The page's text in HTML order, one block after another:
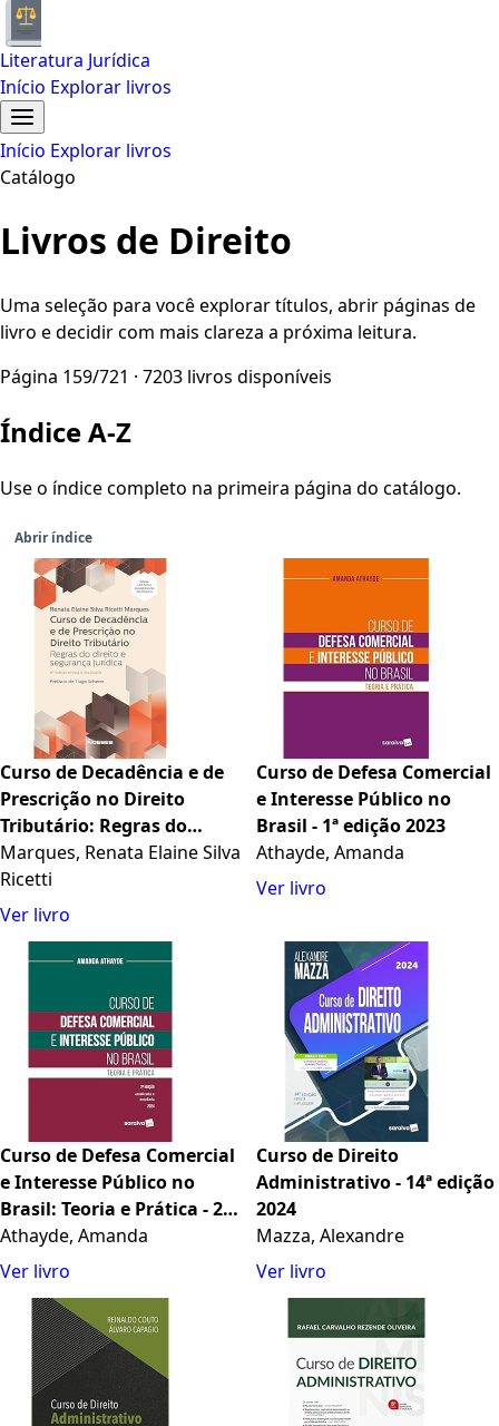
Literatura Jurídica
Início Explorar livros
Início Explorar livros
Catálogo
Livros de Direito
Uma seleção para você explorar títulos, abrir páginas de
livro e decidir com mais clareza a próxima leitura.
Página 159/721 · 7203 livros disponíveis
Índice A-Z
Use o índice completo na primeira página do catálogo.
Abrir índice
Curso de Decadência e de
Prescrição no Direito
Tributário: Regras do
Direito e Segurança
Jurídica
Marques, Renata Elaine Silva
Ricetti
Ver livro
Curso de Defesa Comercial
e Interesse Público no
Brasil - 1ª edição 2023
Athayde, Amanda
Ver livro
Curso de Defesa Comercial
e Interesse Público no
Brasil: Teoria e Prática - 2
ed. 2024
Athayde, Amanda
Ver livro
Curso de Direito
Administrativo - 14ª edição
2024
Mazza, Alexandre
Ver livro